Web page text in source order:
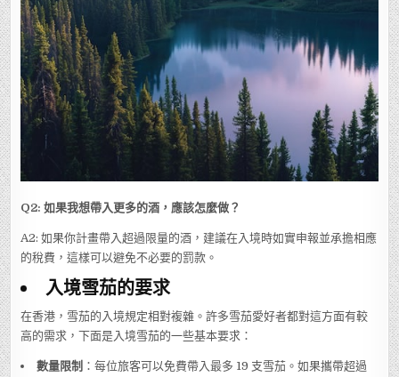
Q2: 如果我想帶入更多的酒，應該怎麼做？
A2: 如果你計畫帶入超過限量的酒，建議在入境時如實申報並承擔相應
的稅費，這樣可以避免不必要的罰款。
入境雪茄的要求
在香港，雪茄的入境規定相對複雜。許多雪茄愛好者都對這方面有較
高的需求，下面是入境雪茄的一些基本要求：
數量限制 ：每位旅客可以免費帶入最多 19 支雪茄。如果攜帶超過